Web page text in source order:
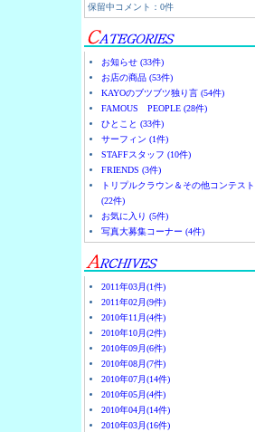
保留中コメント：0件
お知らせ (33件)
お店の商品 (53件)
KAYOのブツブツ独り言 (54件)
FAMOUS PEOPLE (28件)
ひとこと (33件)
サーフィン (1件)
STAFFスタッフ (10件)
FRIENDS (3件)
トリプルクラウン＆その他コンテスト
(22件)
お気に入り (5件)
写真大募集コーナー (4件)
2011年03月(1件)
2011年02月(9件)
2010年11月(4件)
2010年10月(2件)
2010年09月(6件)
2010年08月(7件)
2010年07月(14件)
2010年05月(4件)
2010年04月(14件)
2010年03月(16件)